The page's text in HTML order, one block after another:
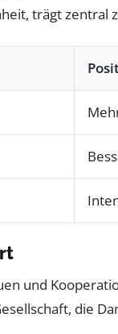
trägt zentral
und
die